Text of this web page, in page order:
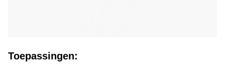
Toepassingen: